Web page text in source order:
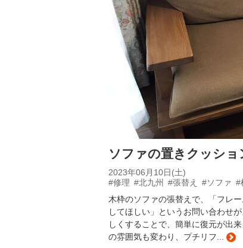
ソファの置きクッショ
2023年06月10日(土)
#修理 #北九州 #張替え #ソファ #
木枠のソファの張替えで、「フレ
してほしい」というお問い合わせ
しくすることで、簡単に復元が出
の雰囲気も変わり、プチリフ...